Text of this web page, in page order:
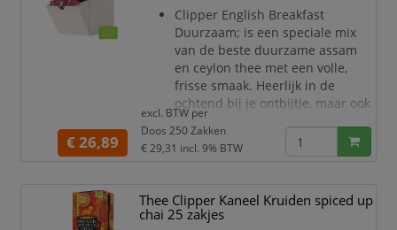
Clipper English Breakfast
Duurzaam; is een speciale mix
van de beste duurzame assam
en ceylon thee met een volle,
frisse smaak. Heerlijk in de
ochtend bij je ontbijtje, maar ook
geschikt voor ieder ander
moment van de dag.
€ 26,89
excl. BTW per
Doos 250 Zakken
€ 29,31 incl. 9% BTW
Thee Clipper Kaneel Kruiden spiced up
chai 25 zakjes